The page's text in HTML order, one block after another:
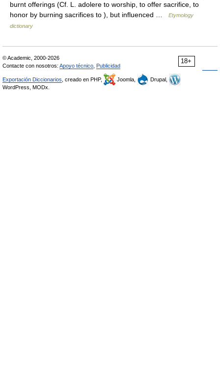
burnt offerings (Cf. L. adolere to worship, to offer sacrifice, to
honor by burning sacrifices to ), but influenced …
Etymology
dictionary
18+
© Academic, 2000-2026
Contacte con nosotros: Apoyo técnico Publicidad
Exportación Diccionarios , creado en PHP, Joomla,
Drupal,
WordPress, MODx.